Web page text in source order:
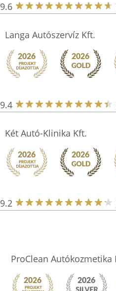
9.6
Langa Autószervíz Kft.
9.4
Két Autó-Klinika Kft.
9.2
ProClean Autókozmetika